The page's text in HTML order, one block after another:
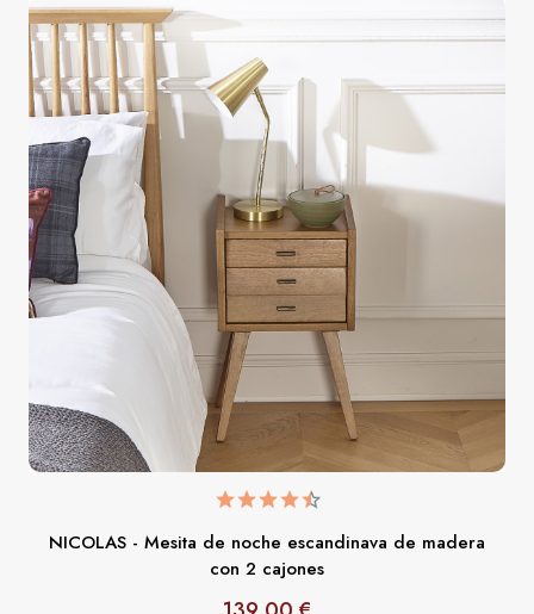
NICOLAS - Mesita de noche escandinava de madera
con 2 cajones